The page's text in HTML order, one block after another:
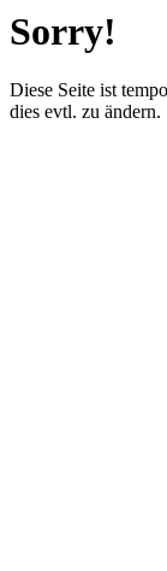
Sorry!
Diese Seite ist
dies evtl. zu ändern.